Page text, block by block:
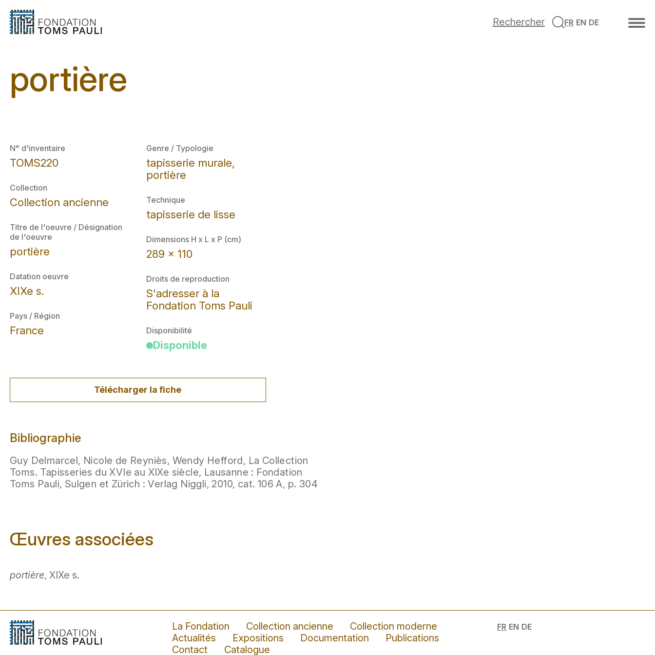
Rechercher FR EN DE
portière
N° d'inventaire
TOMS220
Collection
Collection ancienne
Titre de l'oeuvre / Désignation
de l'oeuvre
portière
Datation oeuvre
XIXe s.
Pays / Région
France
Genre / Typologie
tapisserie murale,
portière
Technique
tapisserie de lisse
Dimensions H x L x P (cm)
289 x 110
Droits de reproduction
S'adresser à la
Fondation Toms Pauli
Disponibilité
Disponible
Télécharger la fiche
Bibliographie
Guy Delmarcel, Nicole de Reyniès, Wendy Hefford, La Collection
Toms. Tapisseries du XVIe au XIXe siècle, Lausanne : Fondation
Toms Pauli, Sulgen et Zürich : Verlag Niggli, 2010, cat. 106 A, p. 304
Œuvres associées
portière, XIXe s.
La Fondation Collection ancienne
Collection moderne
Actualités
Expositions Documentation
Publications
Contact
Catalogue
FR EN DE